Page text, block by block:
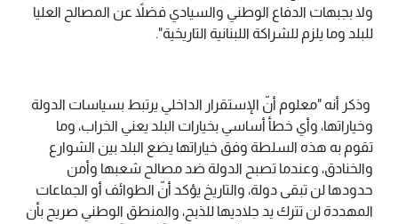
ولا بجبهات الدفاع الوطني والسيادي فضلاً عن المصالح العليا
للبلد وما يلزم للشراكة اللبنانية التاريخية".
وذكر أنه "معلوم أنّ الإستقرار الداخلي يرتبط بسياسات الدولة
وخياراتها، وأي خطأ أساسي بخيارات البلد يعني الخراب، وما
تقوم به هذه السلطة وفق خياراتها يضع البلد بين الشوارع
والخنادق، وعندما تصبح الدولة ضد مصالح شعبها وأمن
حدودها لن تبقى دولة، والتاريخ يؤكد أنّ الطوائف أو الجماعات
المهددة لن تترك يد جلاديها للذبح، والمنطق الوطني صريح بأن